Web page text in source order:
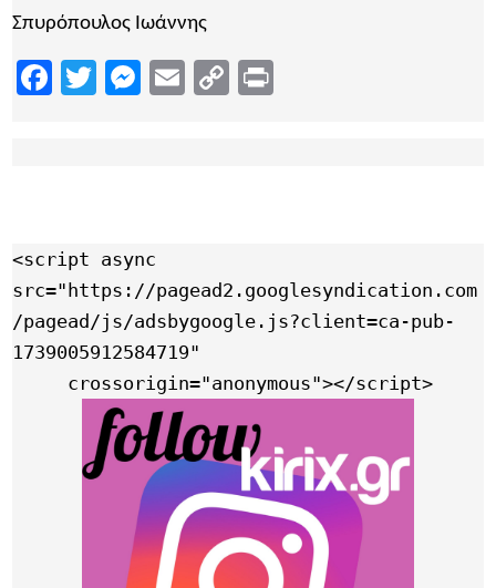
Σπυρόπουλος Ιωάννης
Facebook
TwitterMessenger
EmailCopy
<script async
src="https://pagead2.googlesyndication.com
/pagead/js/adsbygoogle.js?client=ca-pub-
1739005912584719"
     crossorigin="anonymous"></script>